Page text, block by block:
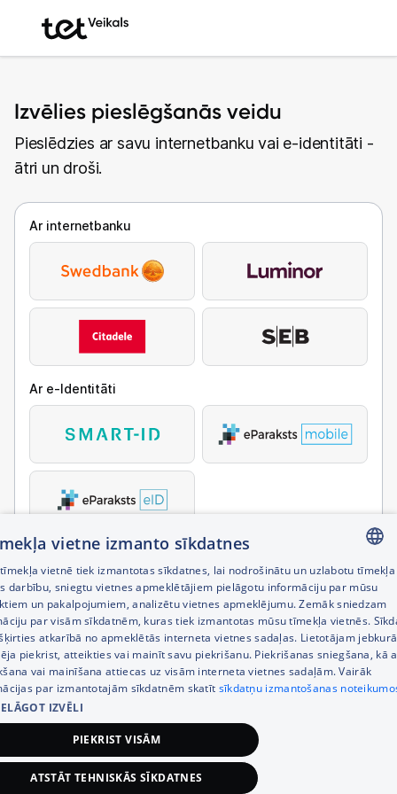
Izvēlies pieslēgšanās veidu
Pieslēdzies ar savu internetbanku vai e-identitāti -
ātri un droši.
Ar internetbanku
Ar e-Identitāti
LATVIAN
RUSSIAN
ENGLISH
vietne izmanto sīkdatnes
vietnē tiek izmantotas sīkdatnes, lai nodrošinātu un uzlabotu tīmekļa
darbību, sniegtu vietnes apmeklētājiem pielāgotu informāciju par mūsu
un pakalpojumiem, analizētu vietnes apmeklējumu. Zemāk sniedzam
par visām sīkdatnēm, kuras tiek izmantotas mūsu tīmekļa vietnēs.
atkarībā no apmeklētās interneta vietnes sadaļas. Lietotājam
piekrist, atteikties vai mainīt savu piekrišanu. Piekrišanas sniegšana, kā
vai mainīšana attiecas uz visām interneta vietnes sadaļām. Vairāk
par izmantotajām sīkdatnēm skatīt sīkdatņu izmantošanas
IZVĒLI
PIEKRIST VISĀM
ATSTĀT TEHNISKĀS SĪKDATNES